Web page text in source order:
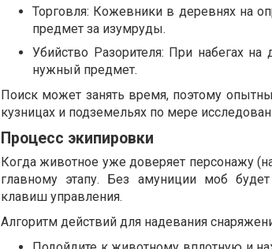
Торговля: Кожевники в деревнях на
предмет за изумруды.
Убийство Разорителя: При набегах
нужный предмет.
Поиск может занять время, поэтому
кузницах и подземельях по мере
Процесс экипировки
Когда животное уже доверяет персонажу
главному этапу. Без амуниции моб
клавиш управления.
Алгоритм действий для надевания